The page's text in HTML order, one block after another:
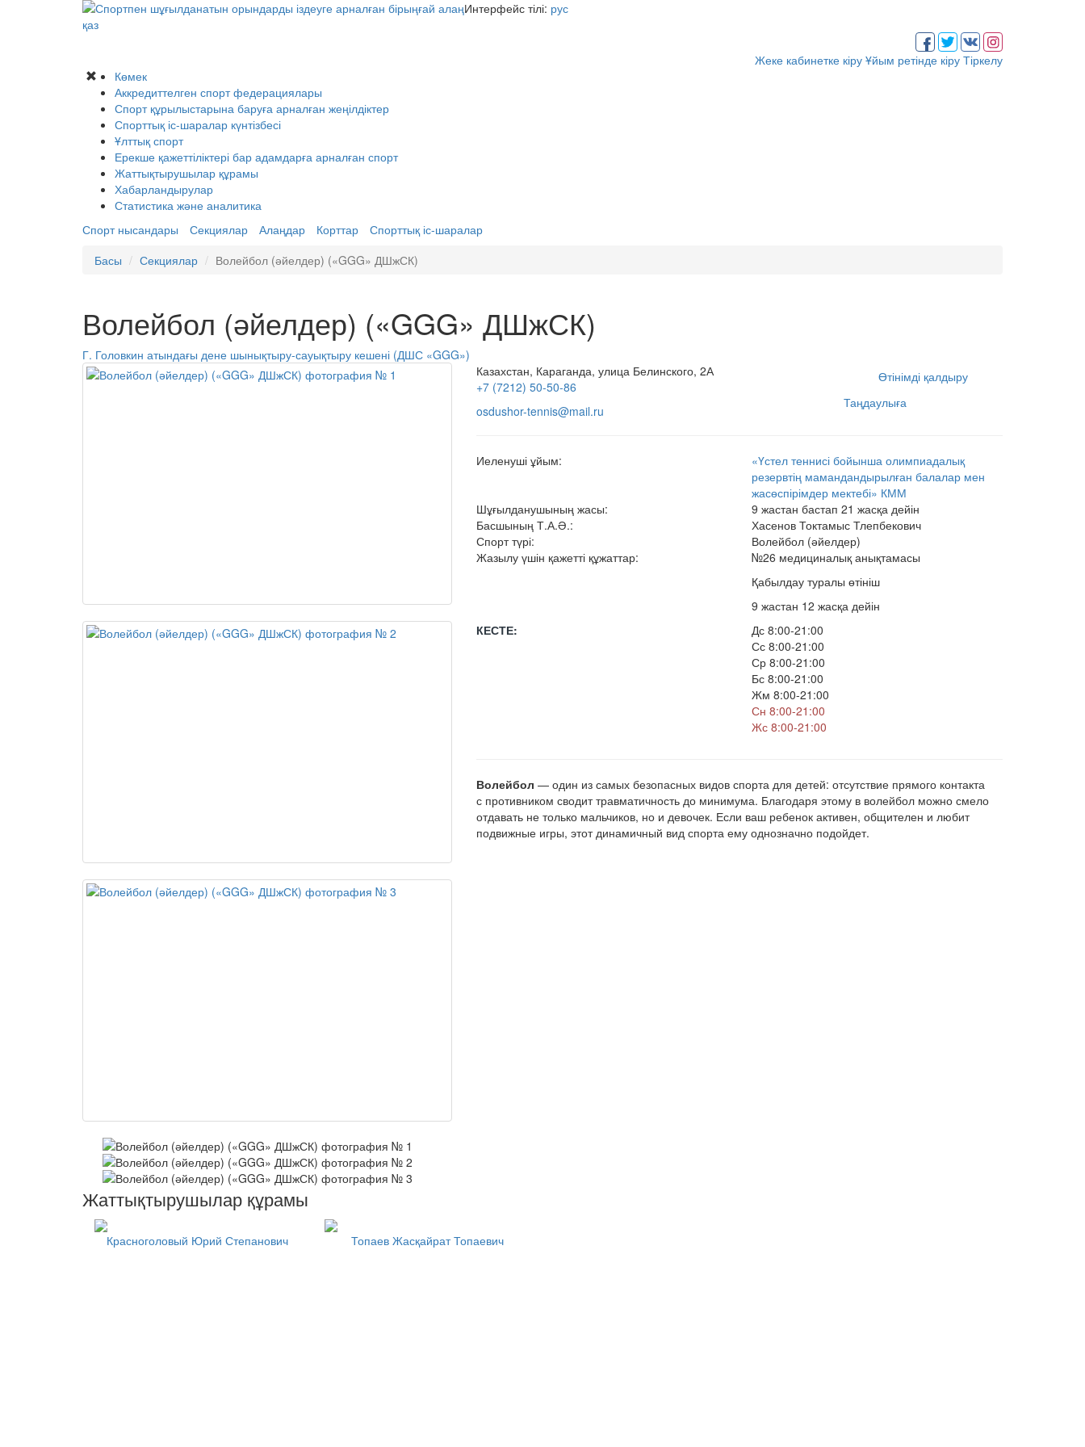
Интерфейс тілі: рус
қаз
Жеке кабинетке кіру Ұйым ретінде кіру Тіркелу
Көмек
Аккредиттелген спорт федерациялары
Спорт құрылыстарына баруға арналған жеңілдіктер
Спорттық іс-шаралар күнтізбесі
Ұлттық спорт
Ерекше қажеттіліктері бар адамдарға арналған спорт
Жаттықтырушылар құрамы
Хабарландырулар
Статистика және аналитика
Спорт нысандары
Секциялар Алаңдар Корттар
Спорттық іс-шаралар
Басы
Секциялар Волейбол (әйелдер) («GGG» ДШжСК)
Волейбол (әйелдер) («GGG» ДШжСК)
Г. Головкин атындағы дене шынықтыру-сауықтыру кешені (ДШС «GGG»)
Өтінімді қалдыру
Таңдаулыға
Казахстан, Караганда, улица Белинского, 2А
+7 (7212) 50-50-86
osdushor-tennis@mail.ru
Иеленуші ұйым:
«Үстел теннисі бойынша олимпиадалық
резервтің мамандандырылған балалар мен
жасөспірімдер мектебі» КММ
Шұғылданушының жасы:
9 жастан бастап 21 жасқа дейін
Басшының Т.А.Ә.:
Хасенов Токтамыс Тлепбекович
Спорт түрі:
Волейбол (әйелдер)
Жазылу үшін қажетті құжаттар:
№26 медициналық анықтамасы
Қабылдау туралы өтініш
9 жастан 12 жасқа дейін
КЕСТЕ:
Дс 8:00-21:00
Сс 8:00-21:00
Ср 8:00-21:00
Бс 8:00-21:00
Жм 8:00-21:00
Сн 8:00-21:00
Жс 8:00-21:00
Волейбол — один из самых безопасных видов спорта для детей: отсутствие прямого контакта
с противником сводит травматичность до минимума. Благодаря этому в волейбол можно смело
отдавать не только мальчиков, но и девочек. Если ваш ребенок активен, общителен и любит
подвижные игры, этот динамичный вид спорта ему однозначно подойдет.
Жаттықтырушылар құрамы
Красноголовый Юрий Степанович Топаев Жасқайрат Топаевич